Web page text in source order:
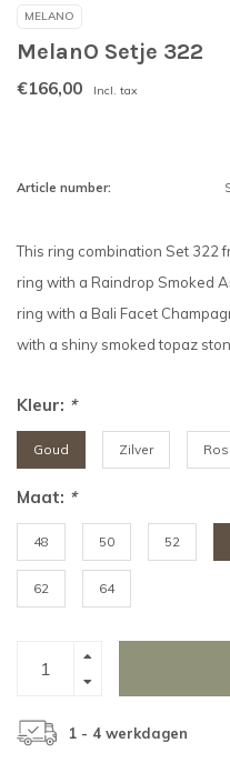
MELANO
MelanO Setje 322
€166,00 Incl. tax
Article number:
This ring combination Set 322
ring with a Raindrop Smoked
ring with a Bali Facet
with a shiny smoked topaz
Kleur: *
Goud Zilver
Maat: *
48 50 52
62 64
1 - 4 werkdagen